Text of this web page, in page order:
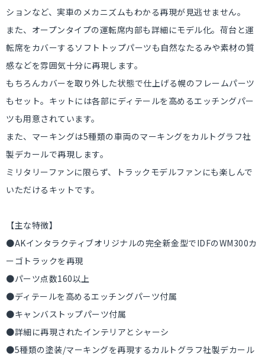
ションなど、実車のメカニズムもわかる再現が見逃せません。
また、オープンタイプの運転席内部も詳細にモデル化。荷台と運
転席をカバーするソフトトップパーツも自然なたるみや素材の質
感などを雰囲気十分に再現します。
もちろんカバーを取り外した状態で仕上げる幌のフレームパーツ
もセット。キットには各部にディテールを高めるエッチングパー
ツも用意されています。
また、マーキングは5種類の車両のマーキングをカルトグラフ社
製デカールで再現します。
ミリタリーファンに限らず、トラックモデルファンにも楽しんで
いただけるキットです。
【主な特徴】
●AKインタラクティブオリジナルの完全新金型でIDFのWM300カ
ーゴトラックを再現
●パーツ点数160以上
●ディテールを高めるエッチングパーツ付属
●キャンバストップパーツ付属
●詳細に再現されたインテリアとシャーシ
●5種類の塗装/マーキングを再現するカルトグラフ社製デカール